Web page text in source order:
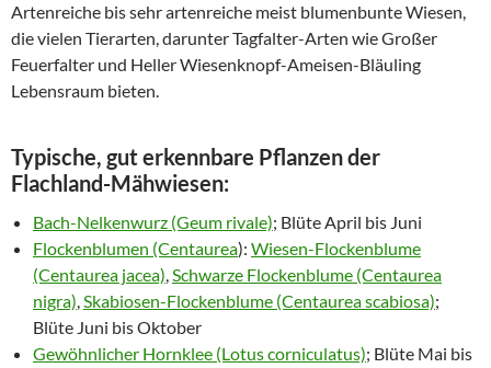
Artenreiche bis sehr artenreiche meist blumenbunte Wiesen,
die vielen Tierarten, darunter Tagfalter-Arten wie Großer
Feuerfalter und Heller Wiesenknopf-Ameisen-Bläuling
Lebensraum bieten.
Typische, gut erkennbare Pflanzen der
Flachland-Mähwiesen:
Bach-Nelkenwurz (Geum rivale); Blüte April bis Juni
Flockenblumen (Centaurea): Wiesen-Flockenblume
(Centaurea jacea),Schwarze Flockenblume (Centaurea
nigra),Skabiosen-Flockenblume (Centaurea scabiosa);
Blüte Juni bis Oktober
Gewöhnlicher Hornklee (Lotus corniculatus); Blüte Mai bis